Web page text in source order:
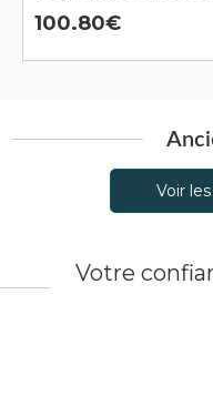
100.80
Voir
Votre